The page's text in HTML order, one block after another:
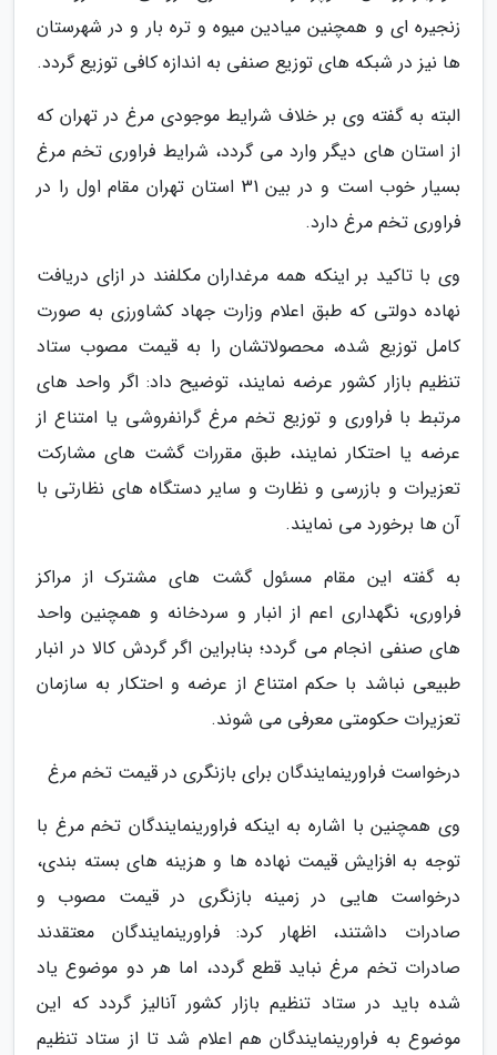
زنجیره ای و همچنین میادین میوه و تره بار و در شهرستان
ها نیز در شبکه های توزیع صنفی به اندازه کافی توزیع گردد.
البته به گفته وی بر خلاف شرایط موجودی مرغ در تهران که
از استان های دیگر وارد می گردد، شرایط فراوری تخم مرغ
بسیار خوب است و در بین 31 استان تهران مقام اول را در
فراوری تخم مرغ دارد.
وی با تاکید بر اینکه همه مرغداران مکلفند در ازای دریافت
نهاده دولتی که طبق اعلام وزارت جهاد کشاورزی به صورت
کامل توزیع شده، محصولاتشان را به قیمت مصوب ستاد
تنظیم بازار کشور عرضه نمایند، توضیح داد: اگر واحد های
مرتبط با فراوری و توزیع تخم مرغ گرانفروشی یا امتناع از
عرضه یا احتکار نمایند، طبق مقررات گشت های مشارکت
تعزیرات و بازرسی و نظارت و سایر دستگاه های نظارتی با
آن ها برخورد می نمایند.
به گفته این مقام مسئول گشت های مشترک از مراکز
فراوری، نگهداری اعم از انبار و سردخانه و همچنین واحد
های صنفی انجام می گردد؛ بنابراین اگر گردش کالا در انبار
طبیعی نباشد با حکم امتناع از عرضه و احتکار به سازمان
تعزیرات حکومتی معرفی می شوند.
درخواست فراورینمایندگان برای بازنگری در قیمت تخم مرغ
وی همچنین با اشاره به اینکه فراورینمایندگان تخم مرغ با
توجه به افزایش قیمت نهاده ها و هزینه های بسته بندی،
درخواست هایی در زمینه بازنگری در قیمت مصوب و
صادرات داشتند، اظهار کرد: فراورینمایندگان معتقدند
صادرات تخم مرغ نباید قطع گردد، اما هر دو موضوع یاد
شده باید در ستاد تنظیم بازار کشور آنالیز گردد که این
موضوع به فراورینمایندگان هم اعلام شد تا از ستاد تنظیم